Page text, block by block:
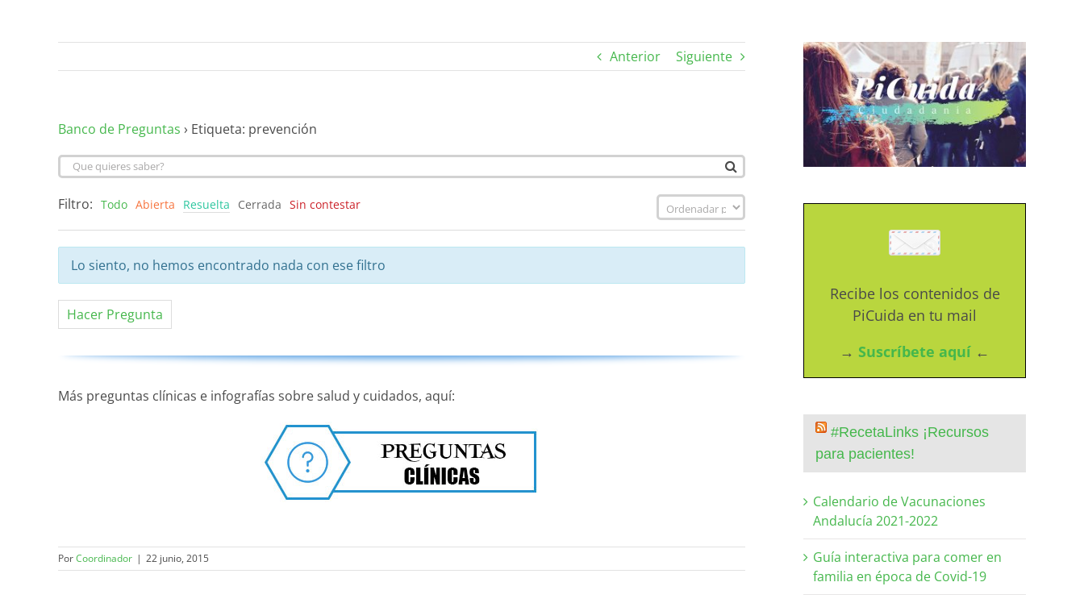
Anterior Siguiente
Banco de Preguntas › Etiqueta: prevención
Filtro: Todo Abierta Resuelta Cerrada Sin contestar
Lo siento, no hemos encontrado nada con ese filtro
Hacer Pregunta
Más preguntas clínicas e infografías sobre salud y cuidados, aquí:
PorCoordinador | 22 junio, 2015
Recibe los contenidos de
PiCuida en tu mail
→ Suscríbete aquí ←
#RecetaLinks ¡Recursos
para pacientes!
Calendario de Vacunaciones
Andalucía 2021-2022
Guía interactiva para comer en
familia en época de Covid-19